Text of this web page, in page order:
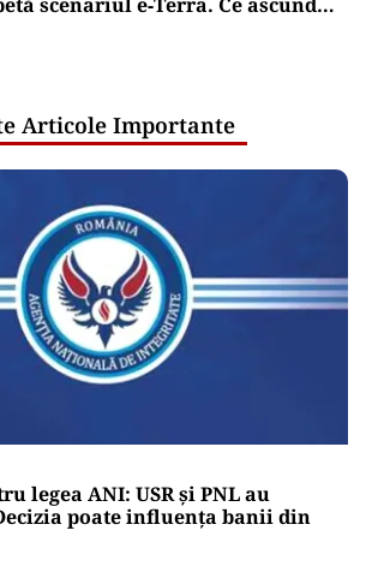
Guvernul menține estimarea
creștere economică de 0,1% în 2026
cibernetice expun
statului român: ANP
scenariul e‑Terra. Ce ascund
oficiale și cine răspunde
Articole Importante